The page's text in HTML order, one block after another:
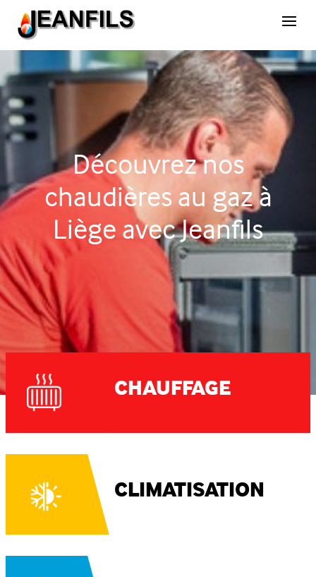
Découvrez nos
chaudières au gaz à
Liège avec Jeanfils
CHAUFFAGE
CLIMATISATION